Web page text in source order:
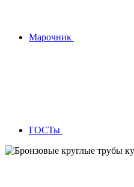
Марочник
ГОСТы